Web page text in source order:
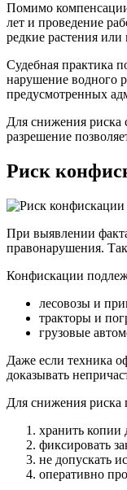
Помимо
лет и проведение
редкие растения
Судебная практика
нарушение водного
предусмотренных
Для снижения риска
разрешение
Риск
При выявлении
правонарушения.
Конфискации
лесовозы и
тракторы и
грузовые
Даже если техника
доказывать
Для снижения риска
хранить копии
фиксировать
не допускать
оперативно